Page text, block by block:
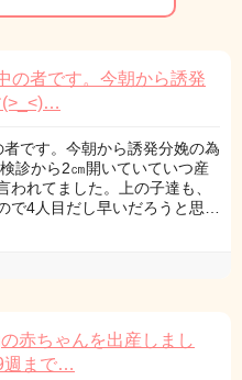
の者です。今朝から誘発
(>_<)…
です。今朝から誘発分娩の為
診から2㎝開いていていつ産
われてました。上の子達も、
で4人目だし早いだろうと思…
赤ちゃんを出産しまし
週まで…